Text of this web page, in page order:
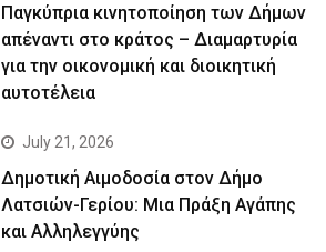
Παγκύπρια κινητοποίηση των Δήμων
απέναντι στο κράτος – Διαμαρτυρία
για την οικονομική και διοικητική
αυτοτέλεια
July 21, 2026
Δημοτική Αιμοδοσία στον Δήμο
Λατσιών-Γερίου: Μια Πράξη Αγάπης
και Αλληλεγγύης